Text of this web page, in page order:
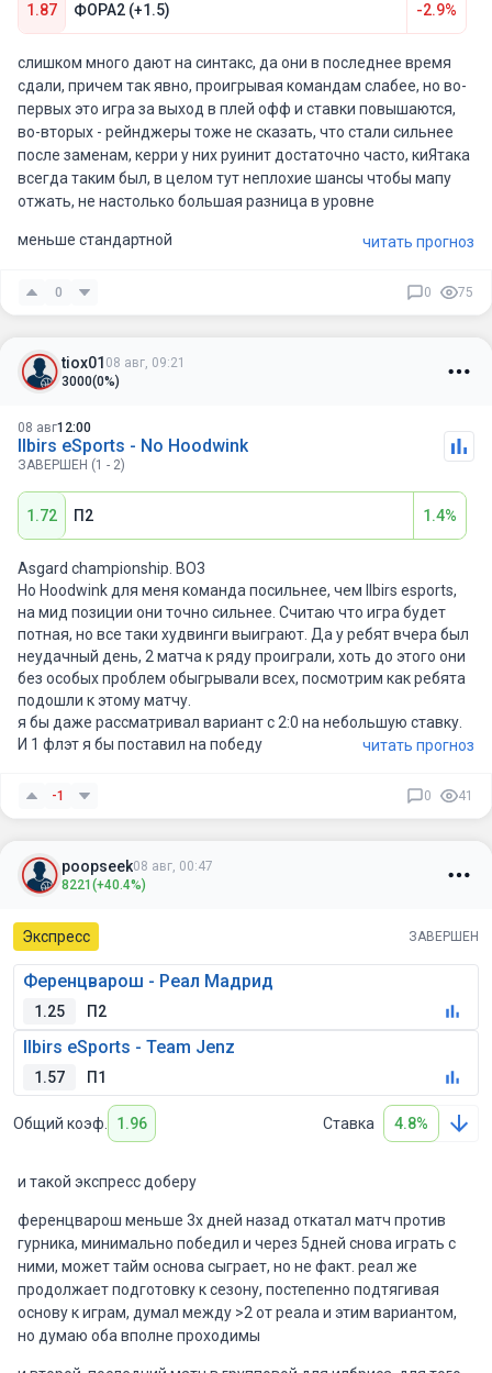
1.87 ФОРА2 (+1.5) -2.9%
слишком много дают на синтакс, да они в последнее время
сдали, причем так явно, проигрывая командам слабее, но во-
первых это игра за выход в плей офф и ставки повышаются,
во-вторых - рейнджеры тоже не сказать, что стали сильнее
после заменам, керри у них руинит достаточно часто, киЯтака
всегда таким был, в целом тут неплохие шансы чтобы мапу
отжать, не настолько большая разница в уровне
меньше стандартной читать прогноз
0 0 75
tiox01 08 авг, 09:21
3000(0%)
08 авг12:00
Ilbirs eSports - No Hoodwink
ЗАВЕРШЕН (1 - 2)
1.72 П2 1.4%
Asgard championship. BO3
Ho Hoodwink для меня команда посильнее, чем IIbirs esports,
на мид позиции они точно сильнее. Считаю что игра будет
потная, но все таки худвинги выиграют. Да у ребят вчера был
неудачный день, 2 матча к ряду проиграли, хоть до этого они
без особых проблем обыгрывали всех, посмотрим как ребята
подошли к этому матчу.
я бы даже рассматривал вариант с 2:0 на небольшую ставку.
И 1 флэт я бы поставил на победу
читать прогноз
-1 0 41
poopseek08 авг, 00:47
8221 (+40.4%)
Экспресс ЗАВЕРШЕН
Ференцварош - Реал Мадрид
П2
1.25
Ilbirs eSports - Team Jenz
П1
1.57
Общий коэф. 1.96 Ставка 4.8%
и такой экспресс доберу
ференцварош меньше 3х дней назад откатал матч против
гурника, минимально победил и через 5дней снова играть с
ними, может тайм основа сыграет, но не факт. реал же
продолжает подготовку к сезону, постепенно подтягивая
основу к играм, думал между >2 от реала и этим вариантом,
но думаю оба вполне проходимы